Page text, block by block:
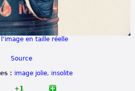
en taille réelle
Source
: image jolie, insolite
+1